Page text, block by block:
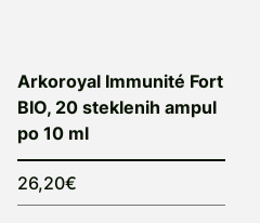
Arkoroyal Immunité Fort
BIO, 20 steklenih ampul
po 10 ml
26,20€